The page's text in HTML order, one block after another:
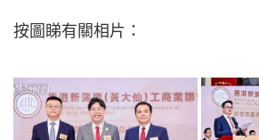
按圖睇有關相片：